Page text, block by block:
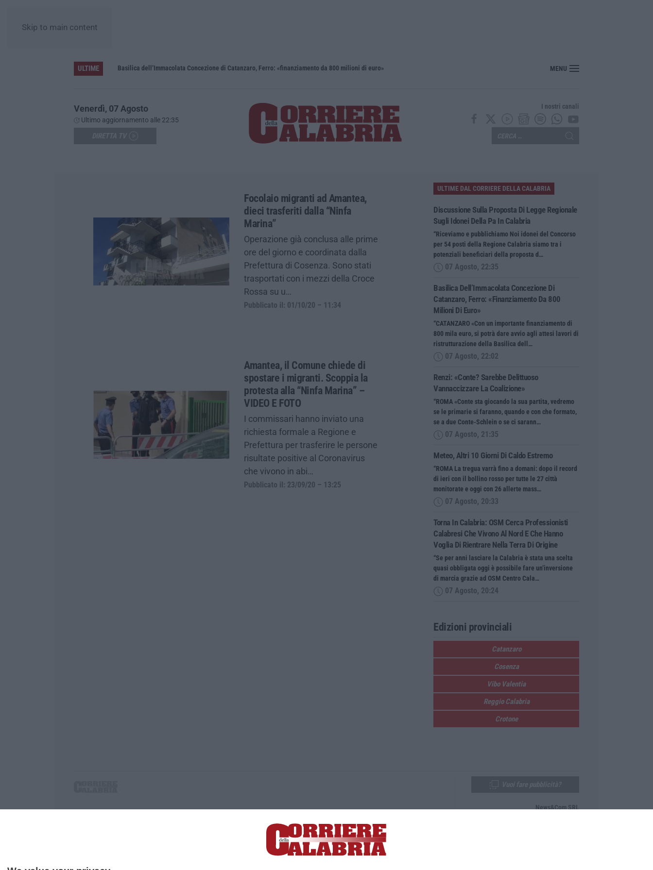
Skip to main content
ULTIME Basilica dell’Immacolata Concezione di Catanzaro, Ferro: «finanziamento da 800 milioni di euro» Renzi: «Conte? Sarebbe delittuoso vannaccizzare la coalizione»
MENU
Venerdì, 07 Agosto
Ultimo aggiornamento alle 22:35
I nostri canali
Focolaio migranti ad Amantea,
dieci trasferiti dalla “Ninfa
Marina”
Operazione già conclusa alle prime
ore del giorno e coordinata dalla
Prefettura di Cosenza. Sono stati
trasportati con i mezzi della Croce
Rossa su u…
Pubblicato il: 01/10/20 – 11:34
Amantea, il Comune chiede di
spostare i migranti. Scoppia la
protesta alla “Ninfa Marina” –
VIDEO E FOTO
I commissari hanno inviato una
richiesta formale a Regione e
Prefettura per trasferire le persone
risultate positive al Coronavirus
che vivono in abi…
Pubblicato il: 23/09/20 – 13:25
ULTIME DAL CORRIERE DELLA CALABRIA
Discussione Sulla Proposta Di Legge Regionale
Sugli Idonei Della Pa In Calabria
“Riceviamo e pubblichiamo Noi idonei del Concorso
per 54 posti della Regione Calabria siamo tra i
potenziali beneficiari della proposta d…
07 Agosto, 22:35
Basilica Dell’Immacolata Concezione Di
Catanzaro, Ferro: «finanziamento Da 800
Milioni Di Euro»
“CATANZARO «Con un importante finanziamento di
800 mila euro, si potrà dare avvio agli attesi lavori di
ristrutturazione della Basilica dell…
07 Agosto, 22:02
Renzi: «Conte? Sarebbe Delittuoso
Vannaccizzare La Coalizione»
“ROMA «Conte sta giocando la sua partita, vedremo
se le primarie si faranno, quando e con che formato,
se a due Conte-Schlein o se ci sarann…
07 Agosto, 21:35
Meteo, Altri 10 Giorni Di Caldo Estremo
“ROMA La tregua varrà fino a domani: dopo il record
di ieri con il bollino rosso per tutte le 27 città
monitorate e oggi con 26 allerte mass…
07 Agosto, 20:33
Torna In Calabria: OSM Cerca Professionisti
Calabresi Che Vivono Al Nord E Che Hanno
Voglia Di Rientrare Nella Terra Di Origine
“Se per anni lasciare la Calabria è stata una scelta
quasi obbligata oggi è possibile fare un’inversione
di marcia grazie ad OSM Centro Cala…
07 Agosto, 20:24
Edizioni provinciali
Catanzaro
Cosenza
Vibo Valentia
Reggio Calabria
Crotone
P.IVA. 03199620794, Via del mare 6/G, S.Eufemia, Lamezia Terme (CZ)
Iscrizione tribunale di Lamezia Terme 5/2011 - Direttore responsabile Paola Militano |Privacy
News&Com SRL